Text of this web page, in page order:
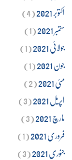
اکتوبر 2021
(4)
ستمبر 2021
(1)
جولائی 2021
(1)
جون 2021
(1)
مئی 2021
(2)
اپریل 2021
(3)
مارچ 2021
(3)
فروری 2021
(1)
جنوری 2021
(3)